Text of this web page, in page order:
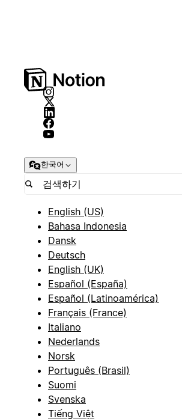
한국어
English (US)
Bahasa Indonesia
Dansk
Deutsch
English (UK)
Español (España)
Español (Latinoamérica)
Français (France)
Italiano
Nederlands
Norsk
Português (Brasil)
Suomi
Svenska
Tiếng Việt